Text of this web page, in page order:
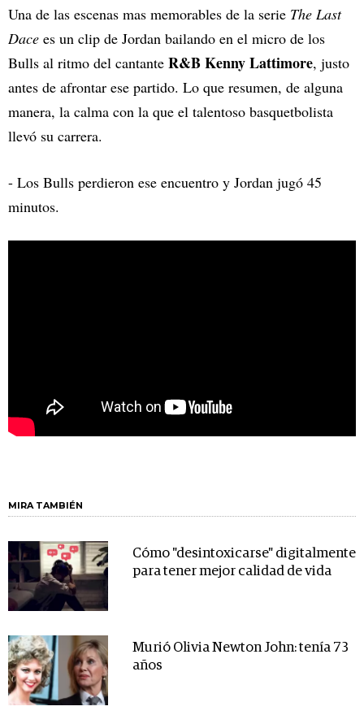
Una de las escenas mas memorables de la serie The Last
Dace es un clip de Jordan bailando en el micro de los
Bulls al ritmo del cantante R&B Kenny Lattimore, justo
antes de afrontar ese partido. Lo que resumen, de alguna
manera, la calma con la que el talentoso basquetbolista
llevó su carrera.
- Los Bulls perdieron ese encuentro y Jordan jugó 45
minutos.
MIRA TAMBIÉN
Cómo "desintoxicarse" digitalmente
para tener mejor calidad de vida
Murió Olivia Newton John: tenía 73
años